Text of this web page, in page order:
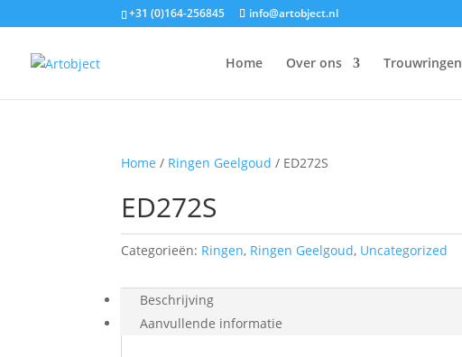
+31 (0)164-256845 info@artobject.nl
Home Over ons Trouwringen
Home / Ringen Geelgoud / ED272S
ED272S
Categorieën: Ringen, Ringen Geelgoud, Uncategorized
Beschrijving
Aanvullende informatie